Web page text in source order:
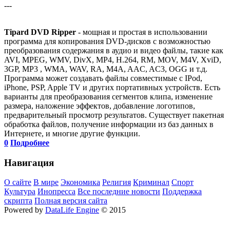
---
Tipard DVD Ripper - мощная и простая в использовании
программа для копирования DVD-дисков с возможностью
преобразования содержания в аудио и видео файлы, такие как
AVI, MPEG, WMV, DivX, MP4, H.264, RM, MOV, M4V, XviD,
3GP, MP3 , WMA, WAV, RA, M4A, AAC, AC3, OGG и т.д.
Программа может создавать файлы совместимые с IPod,
iPhone, PSP, Apple TV и других портативных устройств. Есть
варианты для преобразования сегментов клипа, изменение
размера, наложение эффектов, добавление логотипов,
предварительный просмотр результатов. Существует пакетная
обработка файлов, получение информации из баз данных в
Интернете, и многие другие функции.
0 Подробнее
Навигация
О сайте В мире Экономика Религия Криминал Спорт
Культура Инопресса Все последние новости Поддержка
скрипта Полная версия сайта
Powered by DataLife Engine © 2015